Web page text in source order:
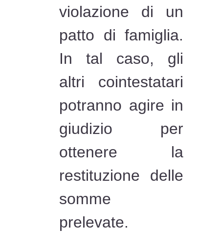
violazione di un
patto di famiglia.
In tal caso, gli
altri cointestatari
potranno agire in
giudizio per
ottenere la
restituzione delle
somme
prelevate.